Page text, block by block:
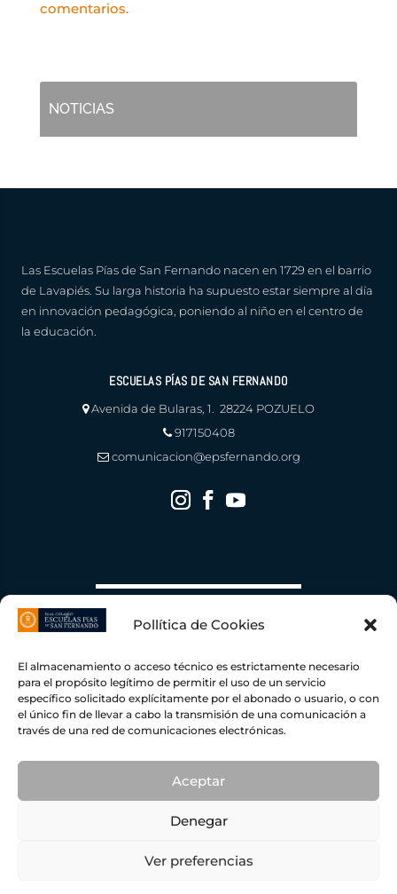
Pollítica de Cookies
El almacenamiento o acceso técnico es estrictamente necesario
para el propósito legítimo de permitir el uso de un servicio
específico solicitado explícitamente por el abonado o usuario, o con
el único fin de llevar a cabo la transmisión de una comunicación a
través de una red de comunicaciones electrónicas.
Aceptar
Denegar
Ver preferencias
comentarios.
NOTICIAS
Las Escuelas Pías de San Fernando nacen en 1729 en el barrio
de Lavapiés. Su larga historia ha supuesto estar siempre al día
en innovación pedagógica, poniendo al niño en el centro de
la educación.
ESCUELAS PÍAS DE SAN FERNANDO
Avenida de Bularas, 1. 28224 POZUELO
917150408
comunicacion@epsfernando.org
Escuelas Pías de San Fernando ha recibido una ayuda de la Unión Europea con cargo al
excedente109,45KWP con una inversión total de78.919,00 €y una ayuda concedida por
almacenamiento, con fuentes de energía renovable, así como la implantación de sistemas